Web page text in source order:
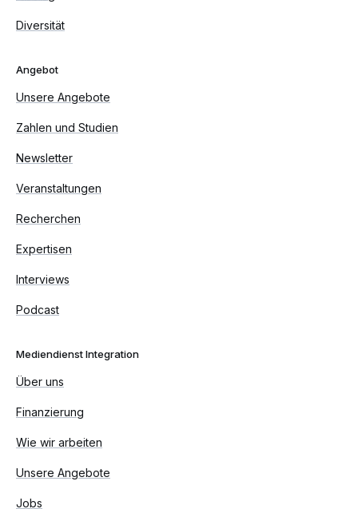
Diversität
Angebot
Unsere Angebote
Zahlen und Studien
Newsletter
Veranstaltungen
Recherchen
Expertisen
Interviews
Podcast
Mediendienst Integration
Über uns
Finanzierung
Wie wir arbeiten
Unsere Angebote
Jobs